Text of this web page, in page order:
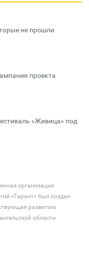
не прошли
проекта
«Живица» под
организация
«Гарант» был создан
развитию
области